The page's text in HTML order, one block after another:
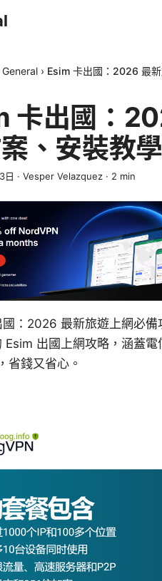
General › Esim 卡出國：2026 最
卡出國：
、安裝教
日 · Vesper Velazquez · 2 min
：2026 最新旅遊上網必
出國上網攻略，涵蓋
省錢又省心。